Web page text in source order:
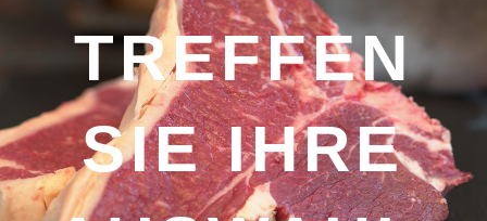
TREFFEN
SIE IHRE